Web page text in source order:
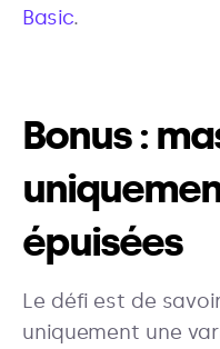
Basic.
Bonus :
épuisées
Le défi est de
uniquement une